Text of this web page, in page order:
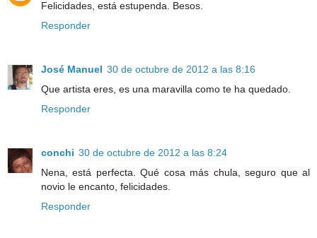
Felicidades, está estupenda. Besos.
Responder
José Manuel 30 de octubre de 2012 a las 8:16
Que artista eres, es una maravilla como te ha quedado.
Responder
conchi 30 de octubre de 2012 a las 8:24
Nena, está perfecta. Qué cosa más chula, seguro que al
novio le encanto, felicidades.
Responder